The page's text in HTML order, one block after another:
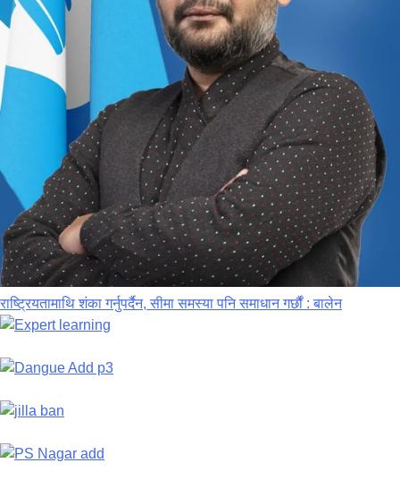
राष्ट्रियतामाथि शंका गर्नुपर्दैन, सीमा समस्या पनि समाधान गर्छौं : बालेन